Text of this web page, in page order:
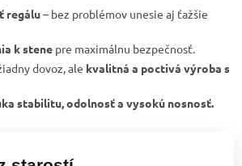
regálu– bez problémov unesie aj ťažšie
k stene pre maximálnu bezpečnosť.
dovoz, ale kvalitná a poctivá výroba s
stabilitu, odolnosť a vysokú nosnosť.